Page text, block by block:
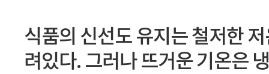
식품의 신선도 유지는 철저한
려있다. 그러나 뜨거운 기온은